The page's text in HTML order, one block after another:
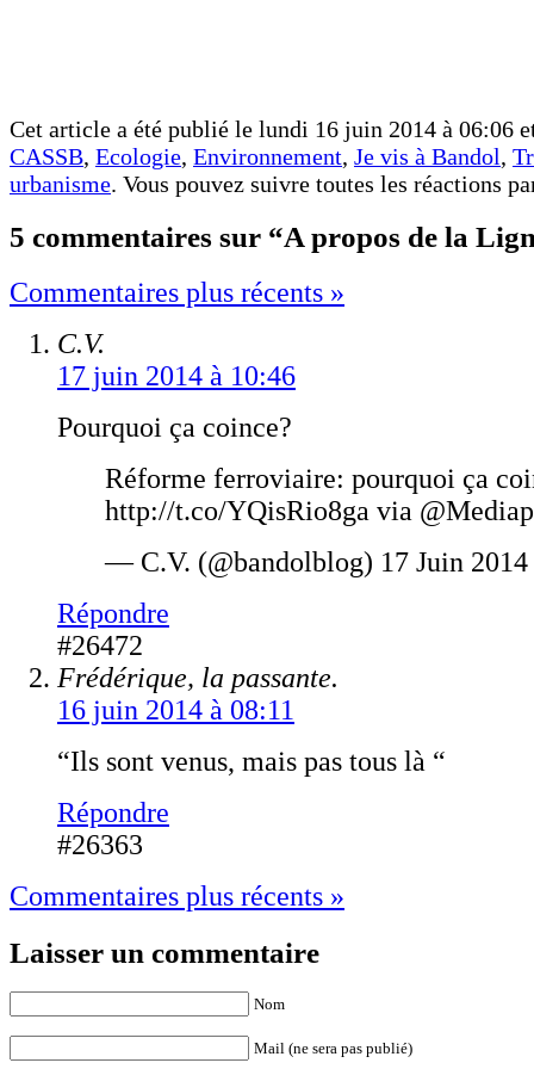
Cet article a été publié le lundi 16 juin 2014 à 06:06
CASSB, Ecologie, Environnement, Je vis à Bandol,
urbanisme. Vous pouvez suivre toutes les réactions
5 commentaires sur “A propos de la
Commentaires plus récents »
C.V.
17 juin 2014 à 10:46
Pourquoi ça coince?
Réforme ferroviaire: pourquoi ça
http://t.co/YQisRio8ga via
— C.V. (@bandolblog) 17 Juin 2014
Répondre
#26472
Frédérique, la passante.
16 juin 2014 à 08:11
“Ils sont venus, mais pas tous là “
Répondre
#26363
Commentaires plus récents »
Laisser un commentaire
Nom
Mail (ne sera pas publié)